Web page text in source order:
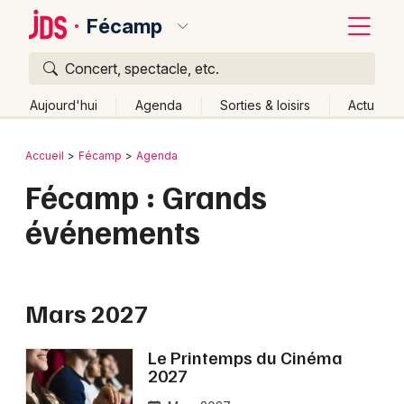
Fécamp
Concert, spectacle, etc.
Aujourd'hui Agenda Sorties & loisirs Actu
Publier un événement
Activité & Expérience
Manifestations
Foires & salons
Bordeaux
Colmar
Mulhouse
Retour
Accueil Fécamp Agenda
Fécamp : Grands
événements
Mars 2027
Le Printemps du Cinéma
2027
Quoi ?
Où ?
Haute-Normandie
Partout
Près de moi
Changer de lieu